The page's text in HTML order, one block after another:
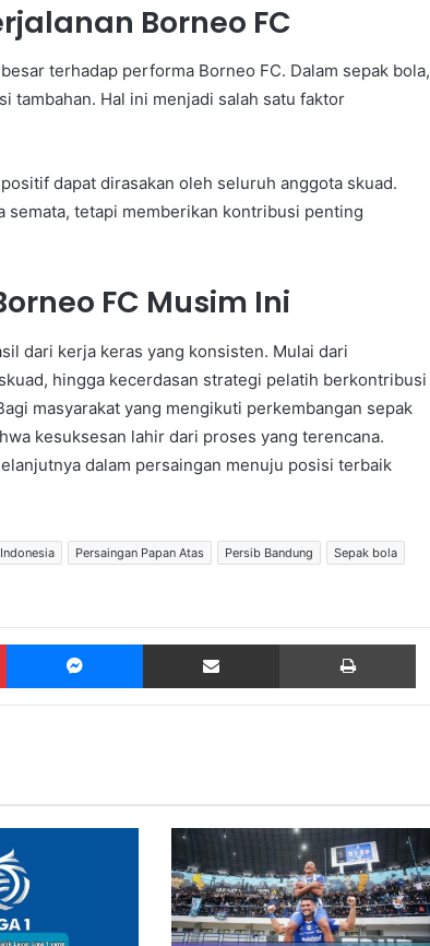
Borneo FC
terhadap performa Borneo FC. Dalam sepak bola,
tambahan. Hal ini menjadi salah satu faktor
dapat dirasakan oleh seluruh anggota skuad.
tetapi memberikan kontribusi penting
FC Musim Ini
dari kerja keras yang konsisten. Mulai dari
hingga kecerdasan strategi pelatih berkontribusi
masyarakat yang mengikuti perkembangan sepak
kesuksesan lahir dari proses yang terencana.
dalam persaingan menuju posisi terbaik
Persaingan Papan Atas Persib Bandung
Sepak bola
Pinterest Messenger Share via Email